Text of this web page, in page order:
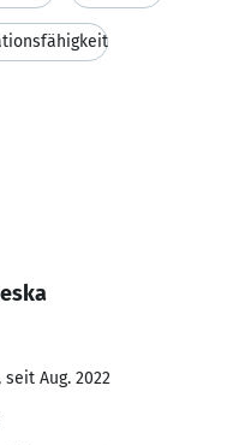
seit Aug. 2022